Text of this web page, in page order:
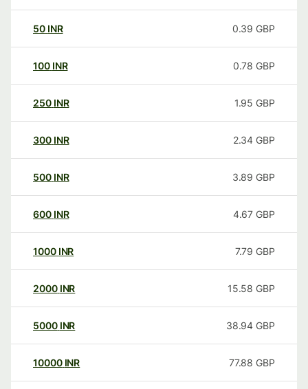
50 INR 0.39 GBP
100 INR 0.78 GBP
250 INR 1.95 GBP
300 INR 2.34 GBP
500 INR 3.89 GBP
600 INR 4.67 GBP
1000 INR 7.79 GBP
2000 INR 15.58 GBP
5000 INR 38.94 GBP
10000 INR 77.88 GBP